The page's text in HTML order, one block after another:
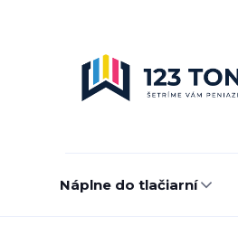
Náplne do tlačiarní